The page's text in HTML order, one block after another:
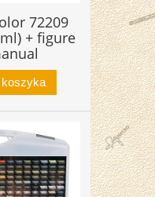
72209
+ figure
koszyka